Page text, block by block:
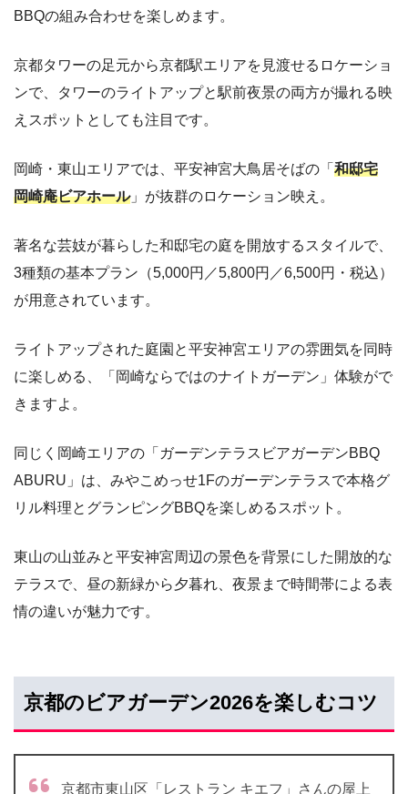
BBQの組み合わせを楽しめます。
京都タワーの足元から京都駅エリアを見渡せるロケーショ
ンで、タワーのライトアップと駅前夜景の両方が撮れる映
えスポットとしても注目です。
岡崎・東山エリアでは、平安神宮大鳥居そばの「 和邸宅
岡崎庵ビアホール」が抜群のロケーション映え。
著名な芸妓が暮らした和邸宅の庭を開放するスタイルで、
3種類の基本プラン（5,000円／5,800円／6,500円・税込）
が用意されています。
ライトアップされた庭園と平安神宮エリアの雰囲気を同時
に楽しめる、「岡崎ならではのナイトガーデン」体験がで
きますよ。
同じく岡崎エリアの「ガーデンテラスビアガーデンBBQ
ABURU」は、みやこめっせ1Fのガーデンテラスで本格グ
リル料理とグランピングBBQを楽しめるスポット。
東山の山並みと平安神宮周辺の景色を背景にした開放的な
テラスで、昼の新緑から夕暮れ、夜景まで時間帯による表
情の違いが魅力です。
京都のビアガーデン2026を楽しむコツ
京都市東山区「レストラン キエフ」さんの屋上